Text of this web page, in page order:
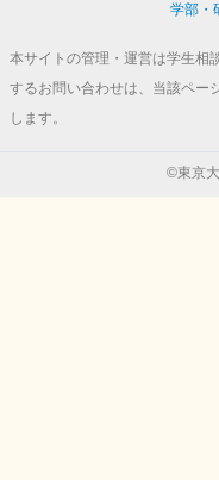
学部・
本サイトの管理・運営は学生相
するお問い合わせは、当該ペー
します。
©東京